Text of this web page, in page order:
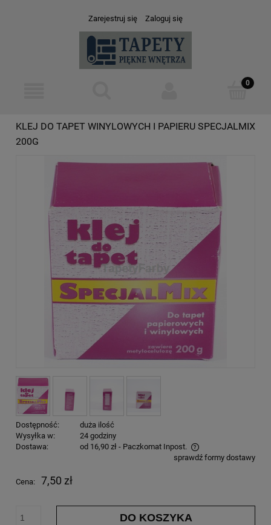
Zarejestruj się Zaloguj się
KLEJ DO TAPET WINYLOWYCH I PAPIERU SPECJALMIX
200G
Dostępność:
duża ilość
Wysyłka w:
24 godziny
Dostawa:
od 16,90 zł - Paczkomat Inpost.
sprawdź formy dostawy
Cena: 7,50 zł
DO KOSZYKA